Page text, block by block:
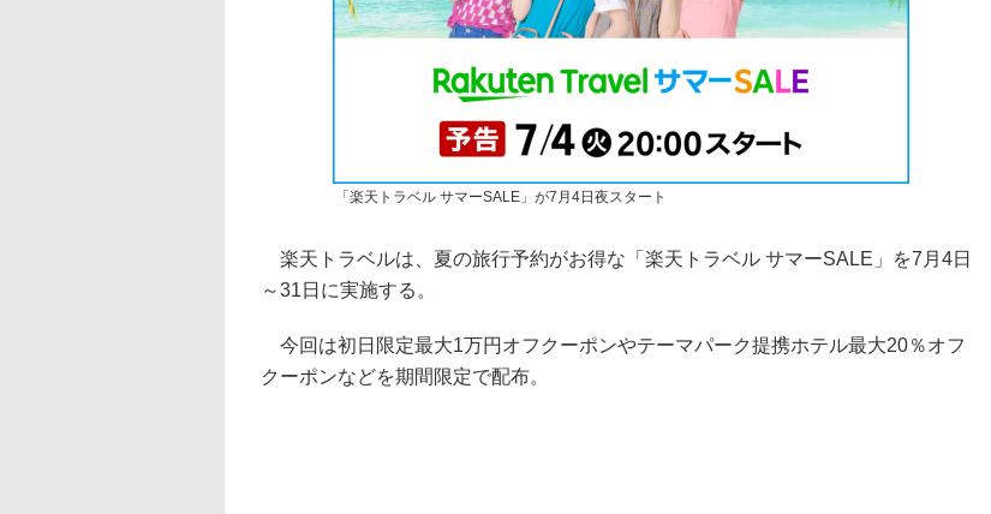
「楽天トラベル サマーSALE」が7月4日夜スタート
楽天トラベルは、夏の旅行予約がお得な「楽天トラベル サマーSALE」を7月4日
～31日に実施する。
今回は初日限定最大1万円オフクーポンやテーマパーク提携ホテル最大20％オフ
クーポンなどを期間限定で配布。